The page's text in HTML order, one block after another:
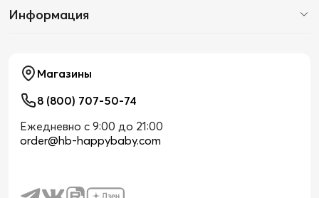
Информация
Магазины
8 (800) 707-50-74
Ежедневно с 9:00 до 21:00
order@hb-happybaby.com